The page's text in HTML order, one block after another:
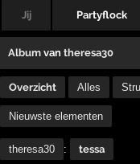
Jij Partyflock
Album vantheresa30
Overzicht Alles
Nieuwste elementen
theresa30 : tessa